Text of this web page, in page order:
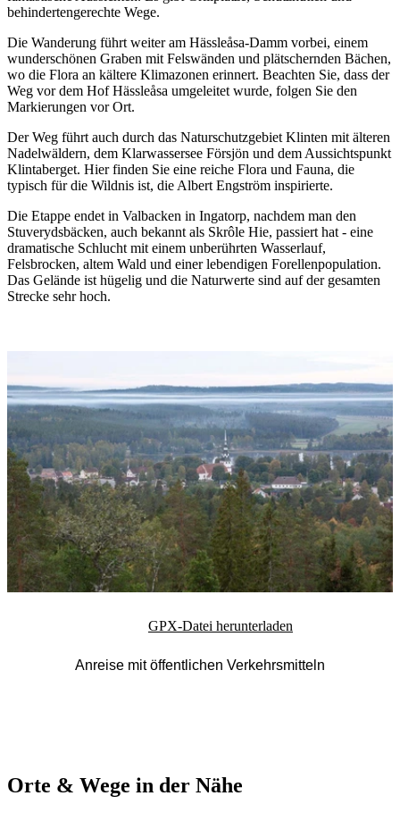
behindertengerechte Wege.
Die Wanderung führt weiter am Hässleåsa-Damm vorbei, einem
wunderschönen Graben mit Felswänden und plätschernden Bächen,
wo die Flora an kältere Klimazonen erinnert. Beachten Sie, dass der
Weg vor dem Hof Hässleåsa umgeleitet wurde, folgen Sie den
Markierungen vor Ort.
Der Weg führt auch durch das Naturschutzgebiet Klinten mit älteren
Nadelwäldern, dem Klarwassersee Försjön und dem Aussichtspunkt
Klintaberget. Hier finden Sie eine reiche Flora und Fauna, die
typisch für die Wildnis ist, die Albert Engström inspirierte.
Die Etappe endet in Valbacken in Ingatorp, nachdem man den
Stuverydsbäcken, auch bekannt als Skrôle Hie, passiert hat - eine
dramatische Schlucht mit einem unberührten Wasserlauf,
Felsbrocken, altem Wald und einer lebendigen Forellenpopulation.
Das Gelände ist hügelig und die Naturwerte sind auf der gesamten
Strecke sehr hoch.
GPX-Datei herunterladen
Anreise mit öffentlichen Verkehrsmitteln
Orte & Wege in der Nähe